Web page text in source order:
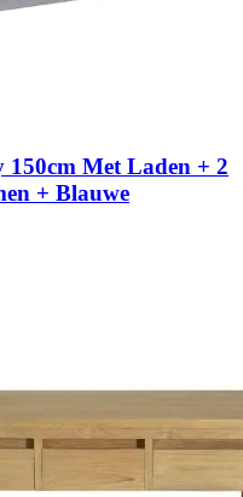
150cm Met Laden + 2
+ Blauwe